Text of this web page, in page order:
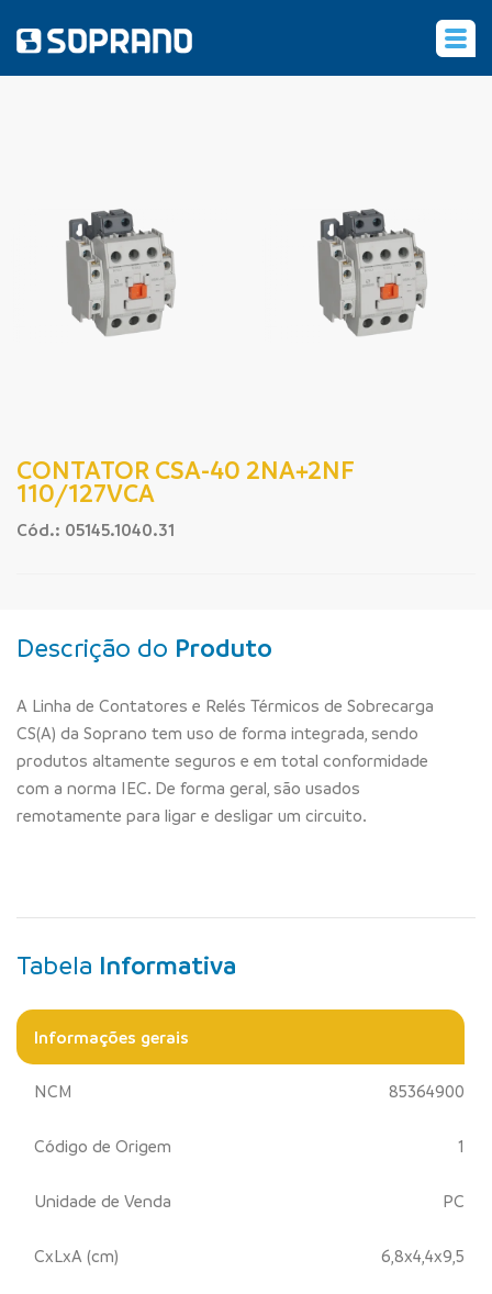
CONTATOR CSA-40 2NA+2NF
110/127VCA
Cód.: 05145.1040.31
Descrição do Produto
A Linha de Contatores e Relés Térmicos de Sobrecarga
CS(A) da Soprano tem uso de forma integrada, sendo
produtos altamente seguros e em total conformidade
com a norma IEC. De forma geral, são usados
remotamente para ligar e desligar um circuito.
Tabela Informativa
Informações gerais
NCM 85364900
Código de Origem 1
Unidade de Venda PC
CxLxA (cm) 6,8x4,4x9,5